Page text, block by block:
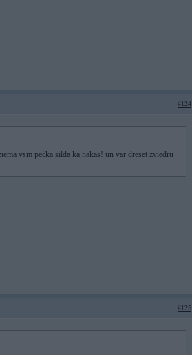
#124
vsm pečka silda ka nakas! un var dreset zviedru
#125